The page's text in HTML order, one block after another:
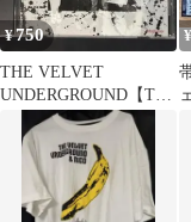
¥750
THE VELVET
UNDERGROUND【TH
E BEST OF】
¥